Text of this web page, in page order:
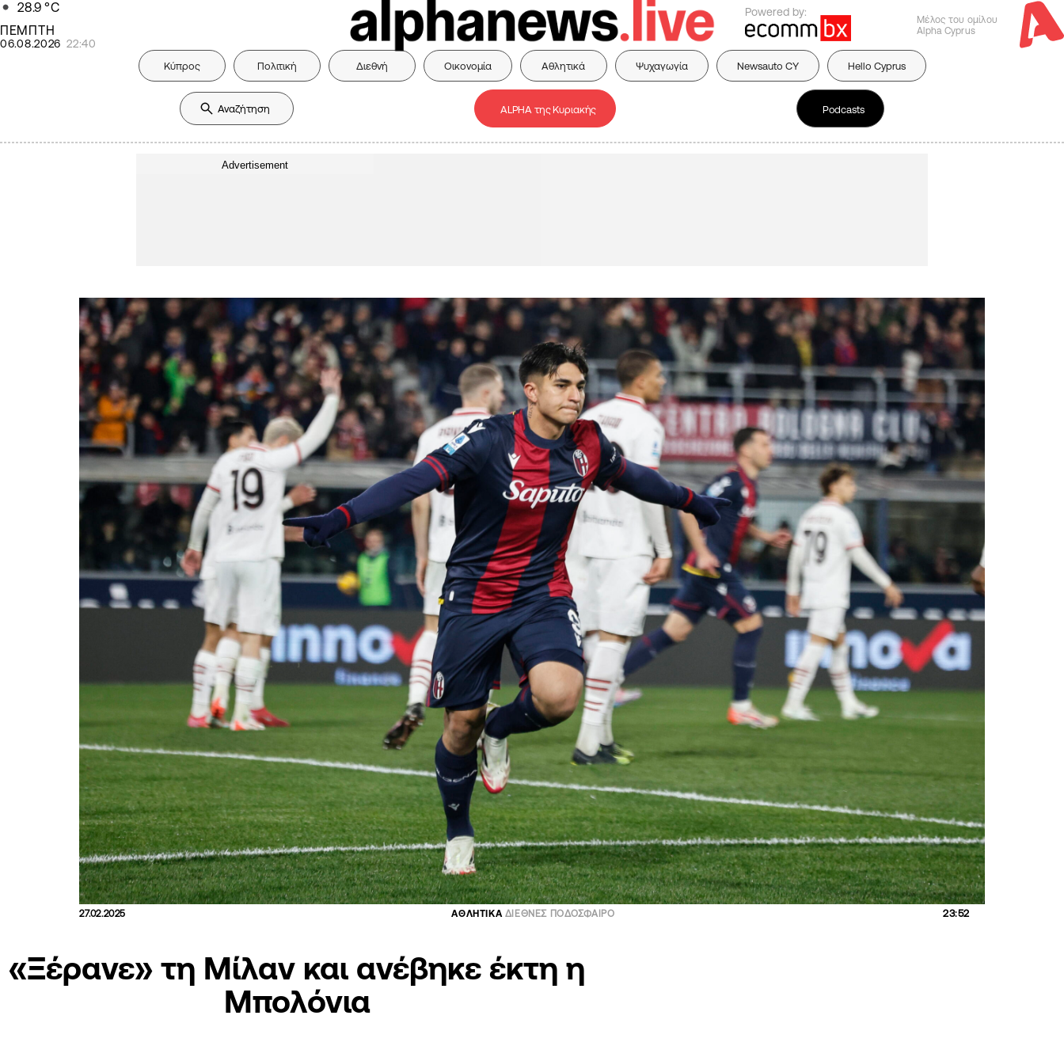
28.9 °C
ΠΕΜΠΤΗ
06.08.2026 22:40
Powered by:
Μέλος του ομίλου
Alpha Cyprus
Κύπρος Πολιτική Διεθνή Οικονομία Αθλητικά Ψυχαγωγία Newsauto CY Hello Cyprus
ALPHA της Κυριακής Podcasts
Advertisement
27.02.2025 ΑΘΛΗΤΙΚΑ ΔΙΕΘΝΕΣ ΠΟΔΟΣΦΑΙΡΟ 23:52
«Ξέρανε» τη Μίλαν και ανέβηκε έκτη η
Μπολόνια